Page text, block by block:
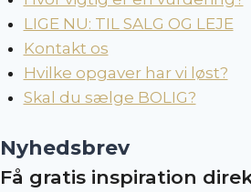
LIGE NU: TIL SALG OG LEJE
Kontakt os
Hvilke opgaver har vi løst?
Skal du sælge BOLIG?
Nyhedsbrev
Få gratis inspiration